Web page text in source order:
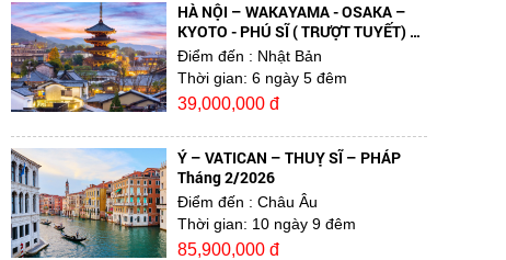
HÀ NỘI – WAKAYAMA - OSAKA –
KYOTO - PHÚ SĨ ( TRƯỢT TUYẾT) –
TOKYO Tháng 1/2026
Điểm đến : Nhật Bản
Thời gian: 6 ngày 5 đêm
39,000,000 đ
Ý – VATICAN – THUỴ SĨ – PHÁP
Tháng 2/2026
Điểm đến : Châu Âu
Thời gian: 10 ngày 9 đêm
85,900,000 đ